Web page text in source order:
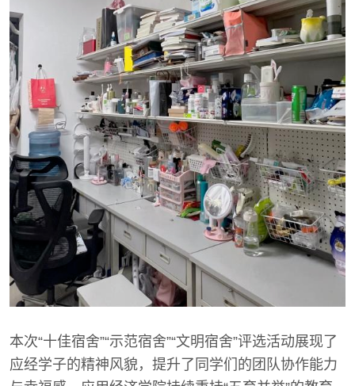
本次“十佳宿舍”“示范宿舍”“文明宿舍”评选活动展现了
应经学子的精神风貌，提升了同学们的团队协作能力